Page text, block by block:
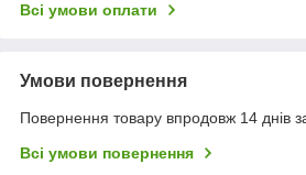
Всі умови оплати
Умови повернення
Повернення товару впродовж 14 днів
Всі умови повернення